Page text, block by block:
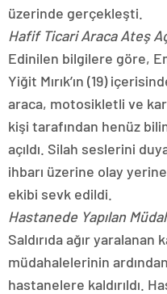
üzerinde gerçekleşti.
Hafif Ticari Araca Ateş
Edinilen bilgilere göre,
Yiğit Mırık’ın (19)
araca, motosikletli ve
kişi tarafından henüz
açıldı. Silah seslerini
ihbarı üzerine olay
ekibi sevk edildi.
Hastanede Yapılan
Saldırıda ağır
müdahalelerinin
hastanelere kaldırıldı.